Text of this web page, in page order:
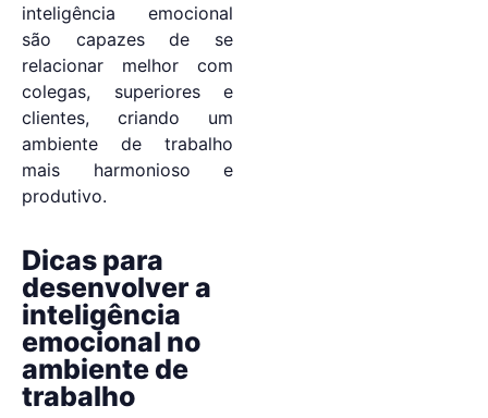
inteligência emocional
são capazes de se
relacionar melhor com
colegas, superiores e
clientes, criando um
ambiente de trabalho
mais harmonioso e
produtivo.
Dicas para
desenvolver a
inteligência
emocional no
ambiente de
trabalho